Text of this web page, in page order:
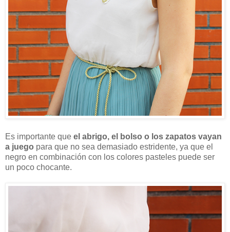
Es importante que el abrigo, el bolso o los zapatos vayan
a juego para que no sea demasiado estridente, ya que el
negro en combinación con los colores pasteles puede ser
un poco chocante.